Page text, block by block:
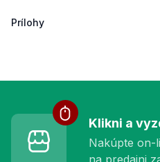
Prílohy
Služby pre vásKlikni a
Nakúpte on-
na predajni